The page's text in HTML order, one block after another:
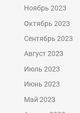
Ноябрь 2023
Октябрь 2023
Сентябрь 2023
Август 2023
Июль 2023
Июнь 2023
Май 2023